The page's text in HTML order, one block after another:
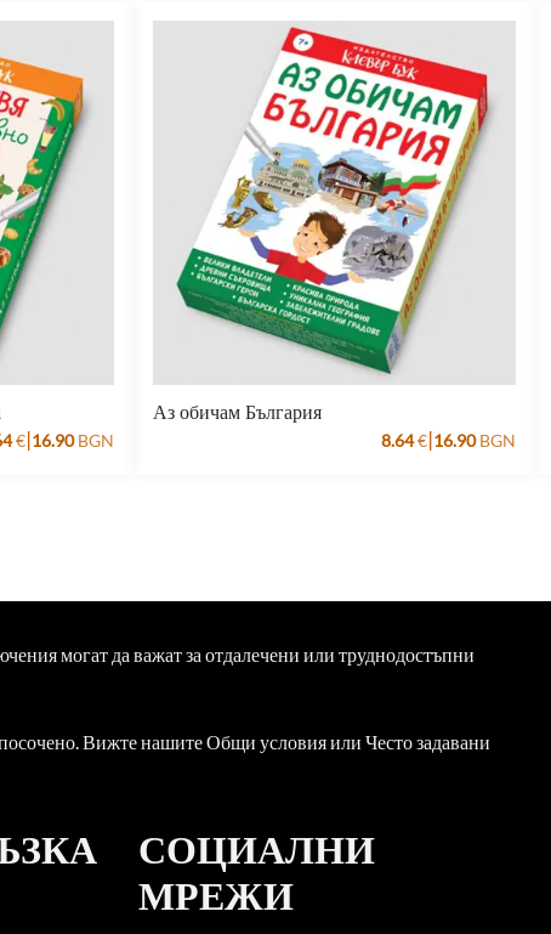
€|16.90 BGN
Аз обичам България
8.64 €|16.90 BGN
могат да важат за отдалечени или труднодостъпни
Вижте нашите Общи условия или Често задавани
СОЦИАЛНИ
МРЕЖИ